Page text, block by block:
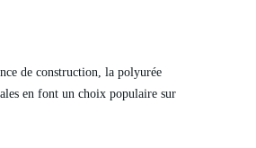
de construction, la polyurée
en font un choix populaire sur